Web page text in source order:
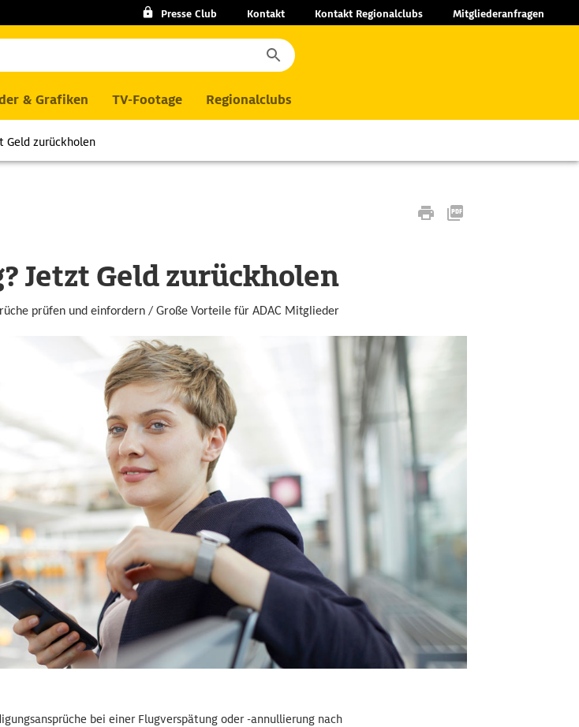
Presse Club Kontakt Kontakt Regionalclubs Mitgliederanfragen
& Grafiken TV-Footage Regionalclubs
Geld zurückholen
Jetzt Geld zurückholen
prüfen und einfordern / Große Vorteile für ADAC Mitglieder
bei einer Flugverspätung oder -annullierung nach